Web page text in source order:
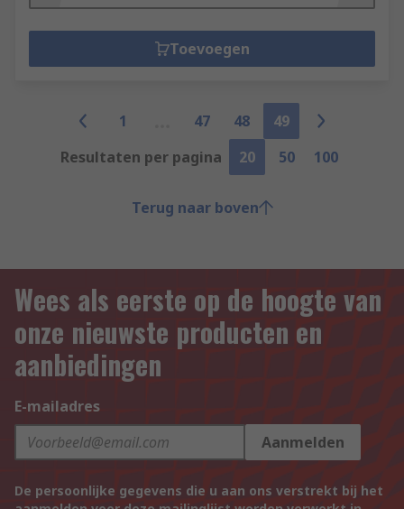
Toevoegen
1 47 48
49
Resultaten per pagina
20 50 100
Terug naar boven
Wees als eerste op de hoogte van
onze nieuwste producten en
aanbiedingen
E-mailadres
Aanmelden
De persoonlijke gegevens die u aan ons verstrekt bij het